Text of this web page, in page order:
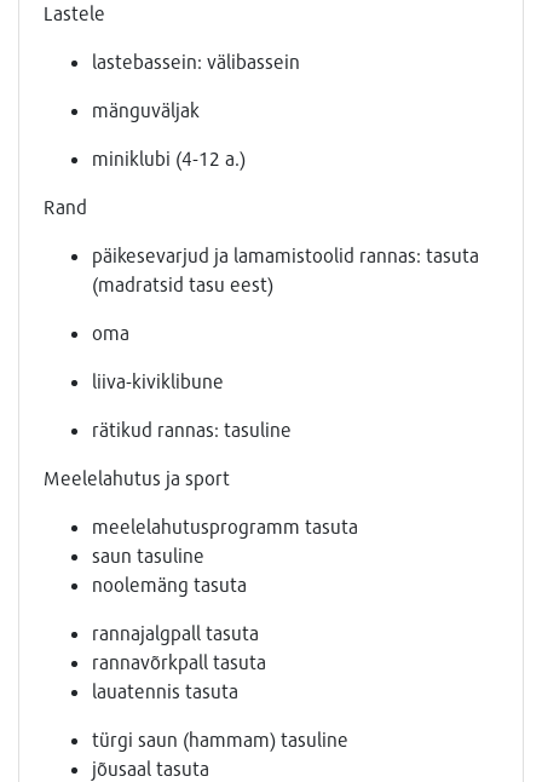
Lastele
lastebassein: välibassein
mänguväljak
miniklubi (4-12 a.)
Rand
päikesevarjud ja lamamistoolid rannas: tasuta
(madratsid tasu eest)
oma
liiva-kiviklibune
rätikud rannas: tasuline
Meelelahutus ja sport
meelelahutusprogramm tasuta
saun tasuline
noolemäng tasuta
rannajalgpall tasuta
rannavõrkpall tasuta
lauatennis tasuta
türgi saun (hammam) tasuline
jõusaal tasuta